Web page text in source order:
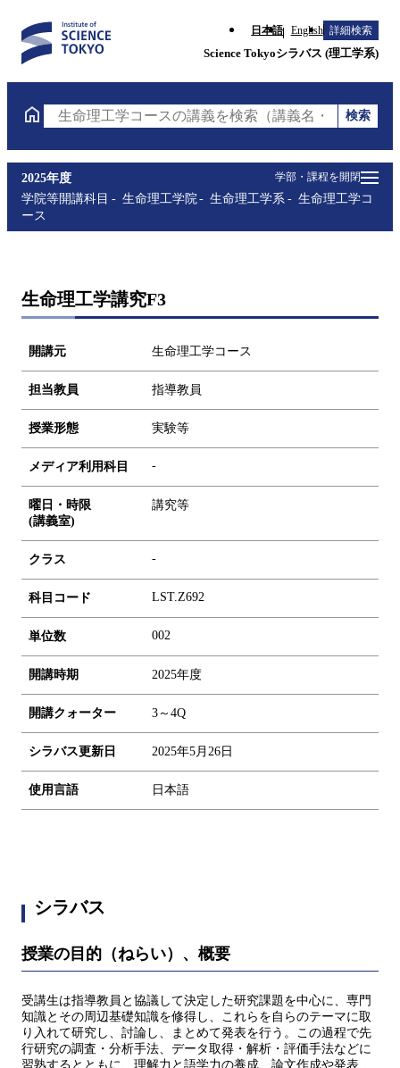
日本語 English 詳細検索
Science Tokyoシラバス (理工学系)
生命理工学コースの講義を検索（講義名・科目コード
検索
学部・課程を開閉
2025年度
学院等開講科目
生命理工学院 生命理工学系
生命理工学コ
ース
生命理工学講究F3
開講元 生命理工学コース
担当教員 指導教員
授業形態 実験等
メディア利用科目 -
曜日・時限
(講義室)
講究等
クラス -
科目コード LST.Z692
単位数 002
開講時期 2025年度
開講クォーター 3～4Q
シラバス更新日 2025年5月26日
使用言語 日本語
シラバス
授業の目的（ねらい）、概要
受講生は指導教員と協議して決定した研究課題を中心に、専門
知識とその周辺基礎知識を修得し、これらを自らのテーマに取
り入れて研究し、討論し、まとめて発表を行う。この過程で先
行研究の調査・分析手法、データ取得・解析・評価手法などに
習熟するとともに、理解力と語学力の養成、論文作成や発表、